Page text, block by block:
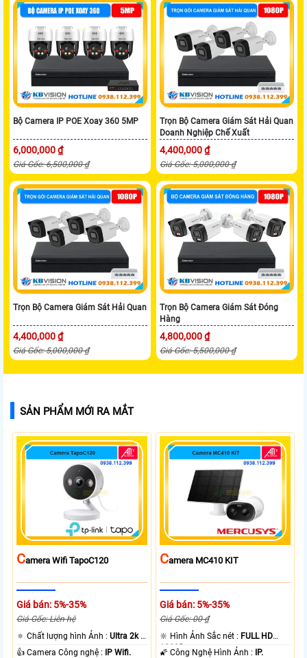
Bộ Camera IP POE Xoay 360 5MP
6,000,000 ₫
Giá Gốc: 6,500,000 ₫
Trọn Bộ Camera Giám Sát Hải Quan
Doanh Nghiệp Chế Xuất
4,400,000 ₫
Giá Gốc: 5,000,000 ₫
Trọn Bộ Camera Giám Sát Hải Quan
4,400,000 ₫
Giá Gốc: 5,000,000 ₫
Trọn Bộ Camera Giám Sát Đóng
Hàng
4,800,000 ₫
Giá Gốc: 5,500,000 ₫
SẢN PHẨM MỚI RA MẮT
CAmera Wifi TapoC120
Giá bán: 5%-35%
Giá Gốc: Liên hệ
🔅 Chất lượng hình Ảnh :Ultra 2k +
.
👍 Camera Công nghệ : IP Wifi.
CAmera MC410 KIT
Giá bán: 5%-35%
Giá Gốc: 00 ₫
🔆 Hình Ảnh Sắc nét : FULL HD
1080P .
🌠 Công Nghệ Hình Ảnh : IP.